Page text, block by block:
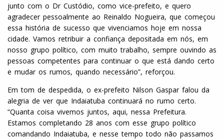
junto com o Dr Custódio, como vice-prefeito, e quero
agradecer pessoalmente ao Reinaldo Nogueira, que começou
essa história de sucesso que vivenciamos hoje em nossa
cidade. Vamos retribuir a confiança depositada em nós, em
nosso grupo político, com muito trabalho, sempre ouvindo as
pessoas competentes para continuar o que está dando certo
e mudar os rumos, quando necessário”, reforçou.
Em tom de despedida, o ex-prefeito Nilson Gaspar falou da
alegria de ver que Indaiatuba continuará no rumo certo.
“Quanta coisa vivemos juntos, aqui, nessa Prefeitura.
Estamos completando 28 anos com esse grupo político
comandando Indaiatuba, e nesse tempo todo não passamos